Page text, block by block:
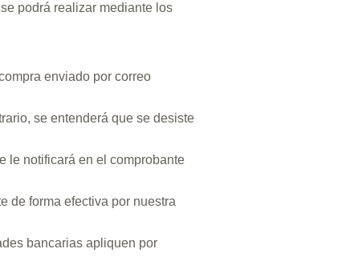
podrá realizar mediante los
enviado por correo
se entenderá que se desiste
le notificará en el comprobante
de forma efectiva por nuestra
bancarias apliquen por